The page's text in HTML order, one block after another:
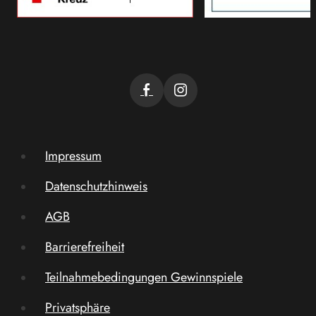
Impressum
Datenschutzhinweis
AGB
Barrierefreiheit
Teilnahmebedingungen Gewinnspiele
Privatsphäre